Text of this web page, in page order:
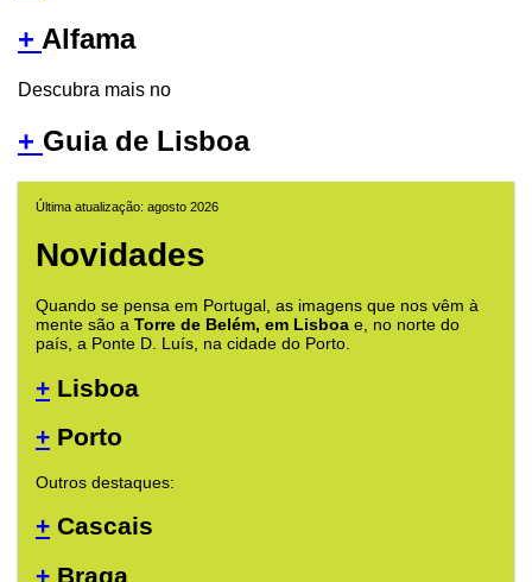
+ Alfama
Descubra mais no
+ Guia de Lisboa
Última atualização: agosto 2026
Novidades
Quando se pensa em Portugal, as imagens que nos vêm à
mente são a Torre de Belém, em Lisboa e, no norte do
país, a Ponte D. Luís, na cidade do Porto.
+ Lisboa
+ Porto
Outros destaques:
+ Cascais
+ Braga